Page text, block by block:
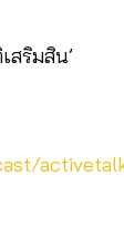
สริมสิน’